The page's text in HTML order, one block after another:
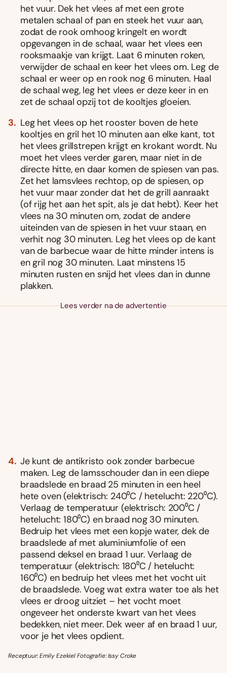
het vuur. Dek het vlees af met een grote
metalen schaal of pan en steek het vuur aan,
zodat de rook omhoog kringelt en wordt
opgevangen in de schaal, waar het vlees een
rooksmaakje van krijgt. Laat 6 minuten roken,
verwijder de schaal en keer het vlees om. Leg de
schaal er weer op en rook nog 6 minuten. Haal
de schaal weg, leg het vlees er deze keer in en
zet de schaal opzij tot de kooltjes gloeien.
Leg het vlees op het rooster boven de hete
kooltjes en gril het 10 minuten aan elke kant, tot
het vlees grillstrepen krijgt en krokant wordt. Nu
moet het vlees verder garen, maar niet in de
directe hitte, en daar komen de spiesen van pas.
Zet het lamsvlees rechtop, op de spiesen, op
het vuur maar zonder dat het de grill aanraakt
(of rijg het aan het spit, als je dat hebt). Keer het
vlees na 30 minuten om, zodat de andere
uiteinden van de spiesen in het vuur staan, en
verhit nog 30 minuten. Leg het vlees op de kant
van de barbecue waar de hitte minder intens is
en gril nog 30 minuten. Laat minstens 15
minuten rusten en snijd het vlees dan in dunne
plakken.
Lees verder na de advertentie
Je kunt de antikristo ook zonder barbecue
maken. Leg de lamsschouder dan in een diepe
braadslede en braad 25 minuten in een heel
hete oven (elektrisch: 240⁰C / hetelucht: 220⁰C).
Verlaag de temperatuur (elektrisch: 200⁰C /
hetelucht: 180⁰C) en braad nog 30 minuten.
Bedruip het vlees met een kopje water, dek de
braadslede af met aluminiumfolie of een
passend deksel en braad 1 uur. Verlaag de
temperatuur (elektrisch: 180⁰C / hetelucht:
160⁰C) en bedruip het vlees met het vocht uit
de braadslede. Voeg wat extra water toe als het
vlees er droog uitziet – het vocht moet
ongeveer het onderste kwart van het vlees
bedekken, niet meer. Dek weer af en braad 1 uur,
voor je het vlees opdient.
Receptuur: Emily Ezekiel Fotografie: Issy Croke